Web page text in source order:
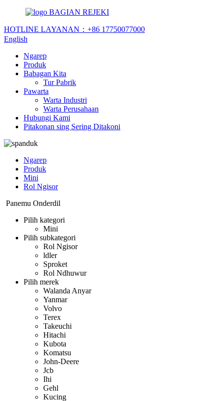
BAGIAN REJEKI
HOTLINE LAYANAN： +86 17750077000
English
Ngarep
Produk
Babagan Kita
Tur Pabrik
Pawarta
Warta Industri
Warta Perusahaan
Hubungi Kami
Pitakonan sing Sering Ditakoni
Ngarep
Produk
Mini
Rol Ngisor
Panemu Onderdil
Pilih kategori
Mini
Pilih subkategori
Rol Ngisor
ldler
Sproket
Rol Ndhuwur
Pilih merek
Walanda Anyar
Yanmar
Volvo
Terex
Takeuchi
Hitachi
Kubota
Komatsu
John-Deere
Jcb
Ihi
Gehl
Kucing